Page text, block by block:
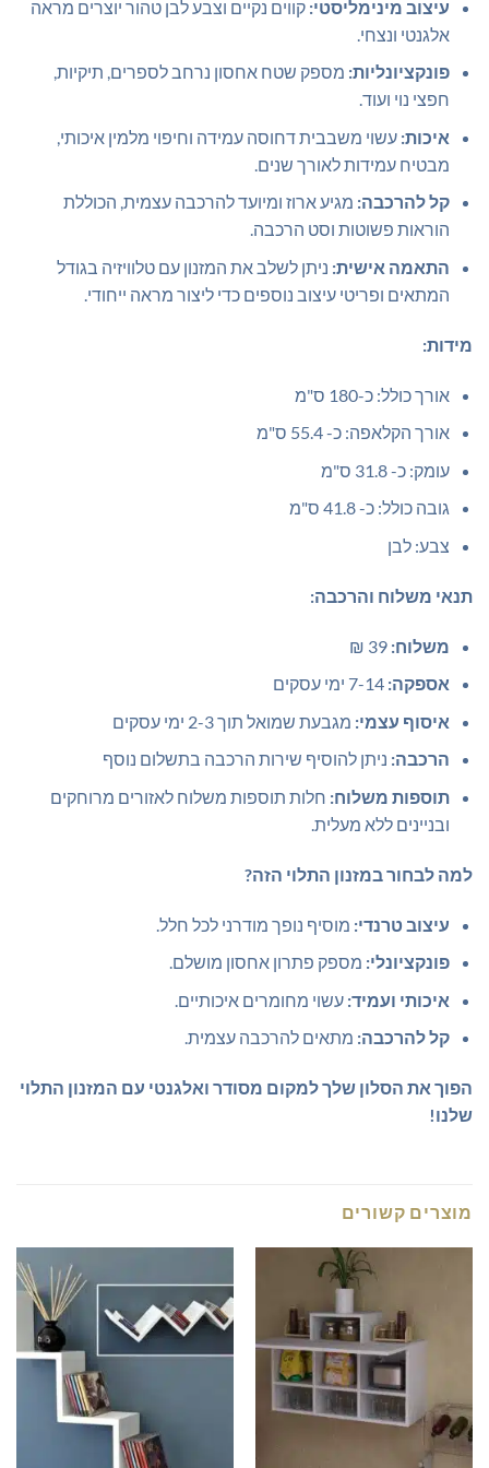
עיצוב מינימליסטי: קווים נקיים וצבע לבן טהור יוצרים מראה
אלגנטי ונצחי.
פונקציונליות: מספק שטח אחסון נרחב לספרים, תיקיות,
חפצי נוי ועוד.
איכות: עשוי משבבית דחוסה עמידה וחיפוי מלמין איכותי,
מבטיח עמידות לאורך שנים.
קל להרכבה: מגיע ארוז ומיועד להרכבה עצמית, הכוללת
הוראות פשוטות וסט הרכבה.
התאמה אישית: ניתן לשלב את המזנון עם טלוויזיה בגודל
המתאים ופריטי עיצוב נוספים כדי ליצור מראה ייחודי.
מידות:
אורך כולל: כ-180 ס"מ
אורך הקלאפה: כ- 55.4 ס"מ
עומק: כ- 31.8 ס"מ
גובה כולל: כ- 41.8 ס"מ
צבע: לבן
תנאי משלוח והרכבה:
משלוח:
אספקה:
איסוף עצמי: מגבעת שמואל תוך 2-3 ימי עסקים
הרכבה: ניתן להוסיף שירות הרכבה בתשלום נוסף
תוספות משלוח: חלות תוספות משלוח לאזורים מרוחקים
ובניינים ללא מעלית.
למה לבחור במזנון התלוי הזה?
עיצוב טרנדי: מוסיף נופך מודרני לכל חלל.
פונקציונלי: מספק פתרון אחסון מושלם.
איכותי ועמיד: עשוי מחומרים איכותיים.
קל להרכבה: מתאים להרכבה עצמית.
הפוך את הסלון שלך למקום מסודר ואלגנטי עם המזנון התלוי
שלנו!
מוצרים קשורים